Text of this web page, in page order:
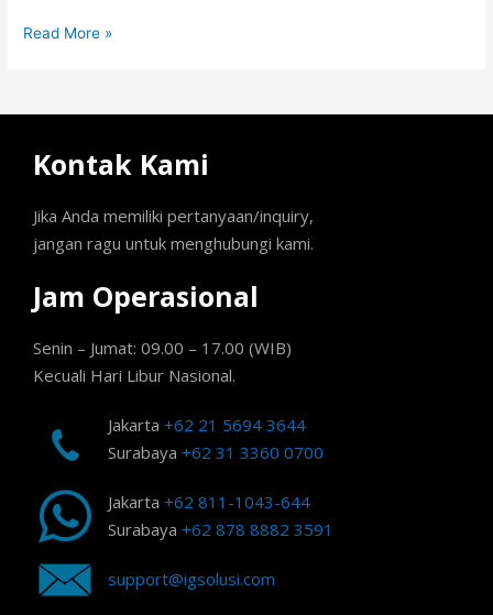
Read More »
Kontak Kami
Jika Anda memiliki pertanyaan/inquiry,
jangan ragu untuk menghubungi kami.
Jam Operasional
Senin – Jumat: 09.00 – 17.00 (WIB)
Kecuali Hari Libur Nasional.
Jakarta +62 21 5694 3644
Surabaya +62 31 3360 0700
Jakarta +62 811-1043-644
Surabaya +62 878 8882 3591
support@igsolusi.com